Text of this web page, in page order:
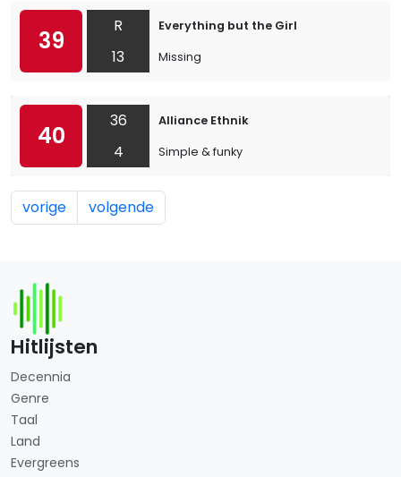
39
R
13
Everything but the Girl
Missing
40
36
4
Alliance Ethnik
Simple & funky
vorige volgende
Hitlijsten
Decennia
Genre
Taal
Land
Evergreens